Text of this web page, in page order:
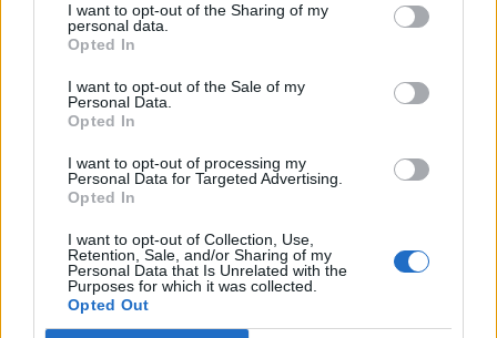
I want to opt-out of the Sharing of my
personal data.
Opted In
I want to opt-out of the Sale of my
Personal Data.
Opted In
I want to opt-out of processing my
Personal Data for Targeted Advertising.
Opted In
I want to opt-out of Collection, Use,
Retention, Sale, and/or Sharing of my
Personal Data that Is Unrelated with the
Purposes for which it was collected.
Opted Out
Komoly csapda vár a magyar autósokra: hiába
mindig rengeteg pénzt lehet bukni
Településtípusok tekintetében igen jelentős az eltérés az
átlagdíjakban.